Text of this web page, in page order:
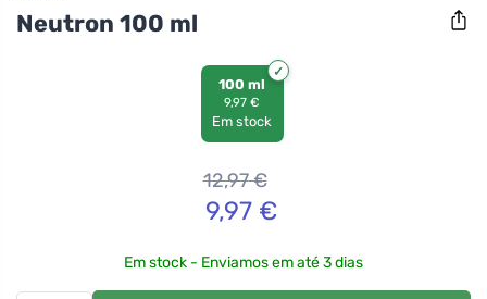
Neutron 100 ml
100 ml
9,97 €
Em stock
12,97€
9,97 €
Em stock - Enviamos em até 3 dias